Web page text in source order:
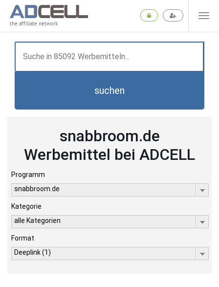
the affiliate network
suchen
snabbroom.de
Werbemittel bei ADCELL
Programm
snabbroom.de
Kategorie
alle Kategorien
Format
Deeplink (1)